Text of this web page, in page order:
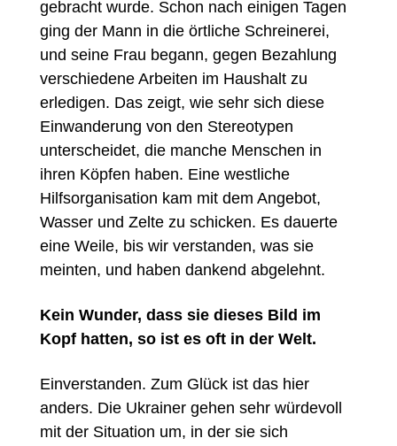
gebracht wurde. Schon nach einigen Tagen
ging der Mann in die örtliche Schreinerei,
und seine Frau begann, gegen Bezahlung
verschiedene Arbeiten im Haushalt zu
erledigen. Das zeigt, wie sehr sich diese
Einwanderung von den Stereotypen
unterscheidet, die manche Menschen in
ihren Köpfen haben. Eine westliche
Hilfsorganisation kam mit dem Angebot,
Wasser und Zelte zu schicken. Es dauerte
eine Weile, bis wir verstanden, was sie
meinten, und haben dankend abgelehnt.
Kein Wunder, dass sie dieses Bild im
Kopf hatten, so ist es oft in der Welt.
Einverstanden. Zum Glück ist das hier
anders. Die Ukrainer gehen sehr würdevoll
mit der Situation um, in der sie sich